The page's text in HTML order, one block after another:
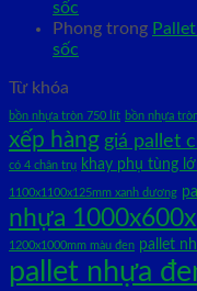
sốc
Phong trong
sốc
Từ khóa
bồn nhựa tròn 750 lít bồn nhựa
xếp hàng giá pallet
có 4 chân trụ khay phụ tùng
1100x1100x125mm xanh dương
nhựa
1200x1000mm màu đen pallet
pallet nhựa